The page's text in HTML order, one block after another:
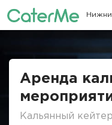
Аренда
Кальянный